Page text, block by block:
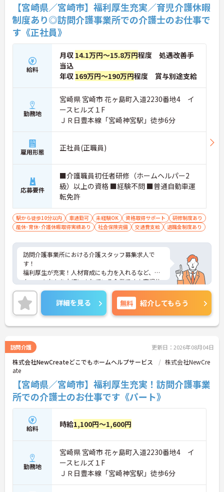
【宮崎県／宮崎市】福利厚生充実／育児介護休暇
制度あり◎訪問介護事業所での介護士のお仕事で
す《正社員》
給料
月収 14.1万円～15.8万円程度 処遇改善手
当込
年収 169万円～190万円程度 賞与別途支給
勤務地
宮崎県 宮崎市 花ヶ島町入道2230番地4 イ
ースヒルズ１F
ＪＲ日豊本線「宮崎神宮駅」徒歩6分
雇用形態 正社員(正職員)
応募要件
■介護職員初任者研修（ホームヘルパー2
級）以上の資格 ■経験不問 ■普通自動車運
転免許
駅から徒歩10分以内 車通勤可 未経験OK 資格取得サポート
研修制度あり
産休･育休･介護休暇取得実績あり
社会保険完備 交通費支給 退職金制度あり
訪問介護事業所における介護スタッフ募集求人で
す！
福利厚生が充実！人材育成にも力を入れるなど、ス
タッフの方々を大切にされている企業です！育児休
暇、介護休暇の制度もあり、長く安心して勤務でき
る環境が整っています◎
ご興味ある方には、面接のポイントなど、さらに詳
細をお話致しますのでお気軽にご相談ください。
詳細を見る 無料 紹介してもらう
訪問介護 更新日：2026年08月04日
株式会社NewCreateどこでもホームヘルプサービス
株式会社NewCre
ate
【宮崎県／宮崎市】福利厚生充実！訪問介護事業
所での介護士のお仕事です《パート》
給料 時給1,100円～1,600円
勤務地
宮崎県 宮崎市 花ヶ島町入道2230番地4 イ
ースヒルズ１F
ＪＲ日豊本線「宮崎神宮駅」徒歩6分